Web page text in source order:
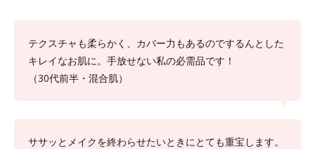
テクスチャも柔らかく、カバー力もあるのでするんとした
キレイなお肌に。手放せない私の必需品です！
（30代前半・混合肌）
ササッとメイクを終わらせたいときにとても重宝します。